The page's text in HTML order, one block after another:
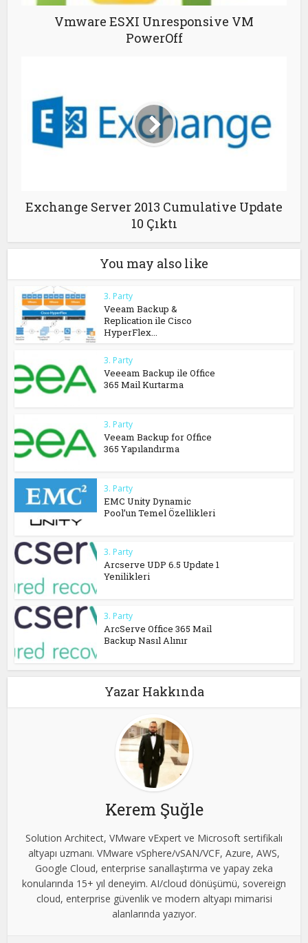
Vmware ESXI Unresponsive VM
PowerOff
Exchange Server 2013 Cumulative Update
10 Çıktı
You may also like
3. Party
Veeam Backup &
Replication ile Cisco
HyperFlex...
3. Party
Veeeam Backup ile Office
365 Mail Kurtarma
3. Party
Veeam Backup for Office
365 Yapılandırma
3. Party
EMC Unity Dynamic
Pool’un Temel Özellikleri
3. Party
Arcserve UDP 6.5 Update 1
Yenilikleri
3. Party
ArcServe Office 365 Mail
Backup Nasıl Alınır
Yazar Hakkında
Kerem Şuğle
Solution Architect, VMware vExpert ve Microsoft sertifikalı
altyapı uzmanı. VMware vSphere/vSAN/VCF, Azure, AWS,
Google Cloud, enterprise sanallaştırma ve yapay zeka
konularında 15+ yıl deneyim. AI/cloud dönüşümü, sovereign
cloud, enterprise güvenlik ve modern altyapı mimarisi
alanlarında yazıyor.